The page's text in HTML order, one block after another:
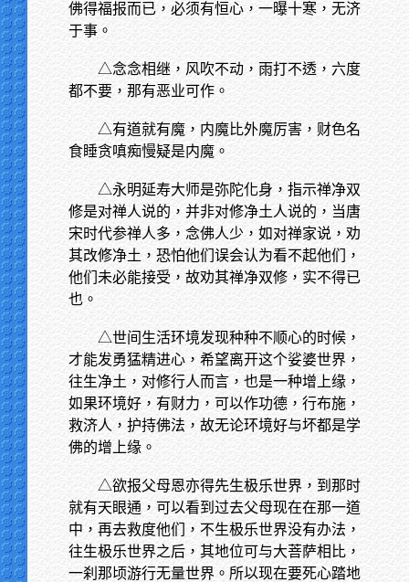
佛得福报而已，必须有恒心，一曝十寒，无济
于事。
△念念相继，风吹不动，雨打不透，六度
都不要，那有恶业可作。
△有道就有魔，内魔比外魔厉害，财色名
食睡贪嗔痴慢疑是内魔。
△永明延寿大师是弥陀化身，指示禅净双
修是对禅人说的，并非对修净土人说的，当唐
宋时代参禅人多，念佛人少，如对禅家说，劝
其改修净土，恐怕他们误会认为看不起他们，
他们未必能接受，故劝其禅净双修，实不得已
也。
△世间生活环境发现种种不顺心的时候，
才能发勇猛精进心，希望离开这个娑婆世界，
往生净土，对修行人而言，也是一种增上缘，
如果环境好，有财力，可以作功德，行布施，
救济人，护持佛法，故无论环境好与坏都是学
佛的增上缘。
△欲报父母恩亦得先生极乐世界，到那时
就有天眼通，可以看到过去父母现在在那一道
中，再去救度他们，不生极乐世界没有办法，
往生极乐世界之后，其地位可与大菩萨相比，
一刹那顷游行无量世界。所以现在要死心踏地